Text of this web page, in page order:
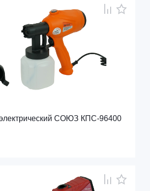
электрический СОЮЗ КПС-96400